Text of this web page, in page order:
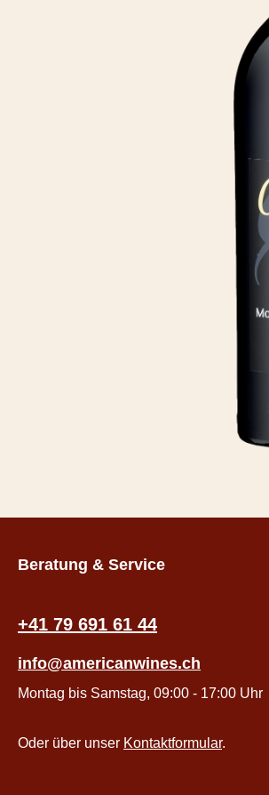
Beratung & Service
+41 79 691 61 44
info@americanwines.ch
Montag bis Samstag, 09:00 - 17:00 Uhr
Oder über unser Kontaktformular.